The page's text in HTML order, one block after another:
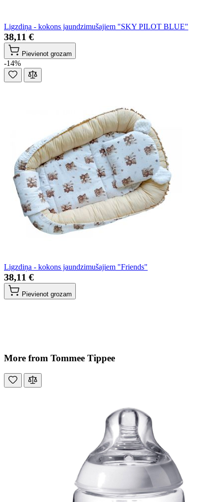
Ligzdiņa - kokons jaundzimušajiem "SKY PILOT BLUE"
38,11 €
Pievienot grozam
-14%
Ligzdiņa - kokons jaundzimušajiem "Friends"
38,11 €
Pievienot grozam
More from Tommee Tippee